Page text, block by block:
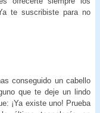
te suscribiste para no
conseguido un cabello
que te deje un lindo
¡Ya existe uno! Prueba